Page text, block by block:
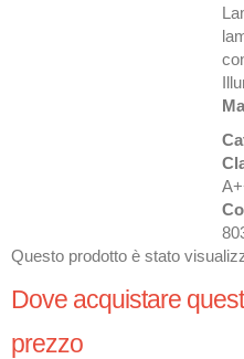
Questo prodotto è stato
Dove acquistare
prezzo